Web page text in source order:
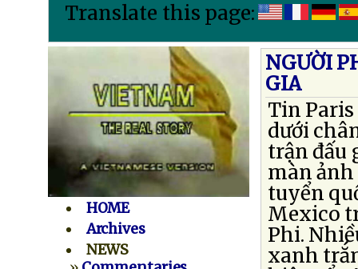
Translate this page:
HOME
Archives
NEWS
NGƯỜI
GIA
Tin
dưới
trận đấu
màn
tuyển
Mexico
Phi.
xanh